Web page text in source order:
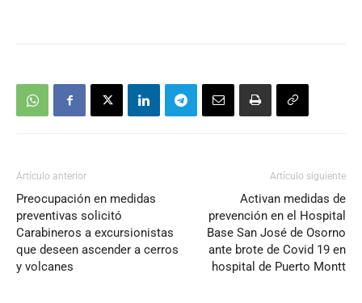
Artículo anterior
Preocupación en medidas
preventivas solicitó
Carabineros a excursionistas
que deseen ascender a cerros
y volcanes
Artículo siguiente
Activan medidas de
prevención en el Hospital
Base San José de Osorno
ante brote de Covid 19 en
hospital de Puerto Montt